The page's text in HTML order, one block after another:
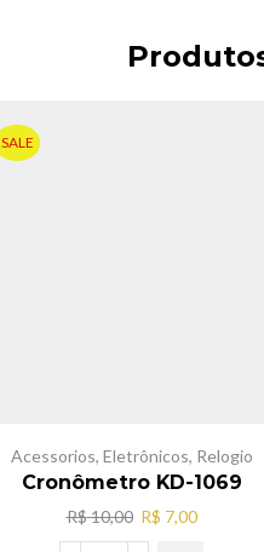
SALE
Acessorios, Eletrônicos, Relogio
Cronômetro KD-1069
R$10,00 O
preço
R$ 7,00O